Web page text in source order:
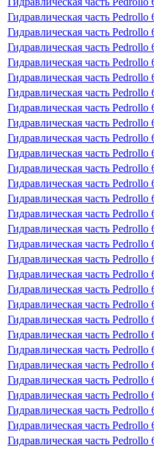
Гидравлическая часть
Гидравлическая часть
Гидравлическая часть
Гидравлическая часть
Гидравлическая часть
Гидравлическая часть
Гидравлическая часть
Гидравлическая часть
Гидравлическая часть
Гидравлическая часть
Гидравлическая часть
Гидравлическая часть
Гидравлическая часть
Гидравлическая часть
Гидравлическая часть
Гидравлическая часть
Гидравлическая часть
Гидравлическая часть
Гидравлическая часть
Гидравлическая часть
Гидравлическая часть
Гидравлическая часть
Гидравлическая часть
Гидравлическая часть
Гидравлическая часть
Гидравлическая часть
Гидравлическая часть
Гидравлическая часть
Гидравлическая часть